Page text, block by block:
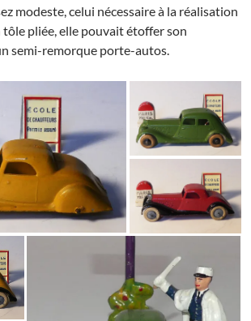
modeste, celui nécessaire à la réalisation
tôle pliée, elle pouvait étoffer son
semi-remorque porte-autos.